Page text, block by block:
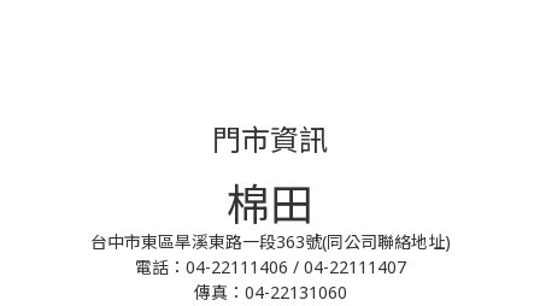
門市資訊
棉田
台中市東區旱溪東路一段363號(同公司聯絡地址)
電話：04-22111406 / 04-22111407
傳真：04-22131060